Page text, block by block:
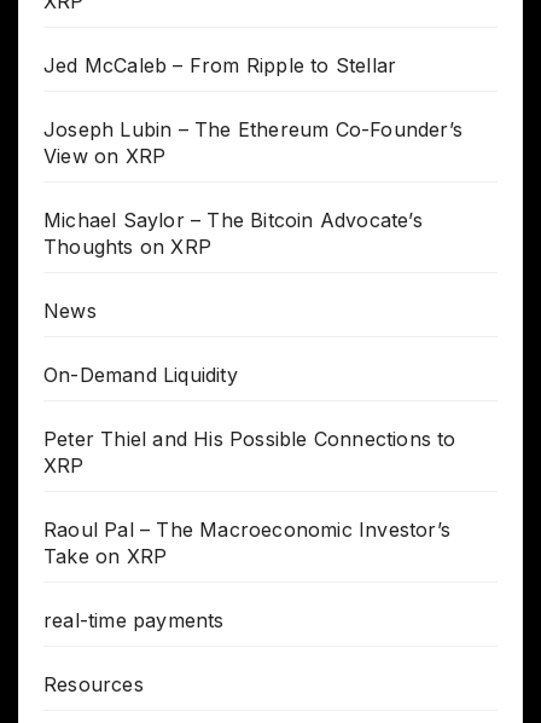
Jed McCaleb – From Ripple to Stellar
Joseph Lubin – The Ethereum Co-Founder’s
View on XRP
Michael Saylor – The Bitcoin Advocate’s
Thoughts on XRP
News
On-Demand Liquidity
Peter Thiel and His Possible Connections to
XRP
Raoul Pal – The Macroeconomic Investor’s
Take on XRP
real-time payments
Resources